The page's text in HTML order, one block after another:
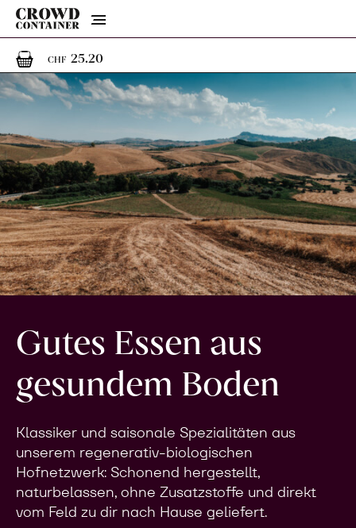
Menu
CHF 25.201 Artikel im Warenkorb
Gutes Essen aus
gesundem Boden
Klassiker und saisonale Spezialitäten aus
unserem regenerativ-biologischen
Hofnetzwerk: Schonend hergestellt,
naturbelassen, ohne Zusatzstoffe und direkt
vom Feld zu dir nach Hause geliefert.